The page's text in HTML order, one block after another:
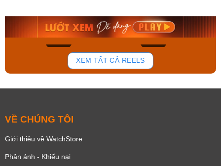
556
Mua ngay Mua ngay
XEM TẤT CẢ REELS
VỀ CHÚNG TÔI
Giới thiệu về WatchStore
Phản ánh - Khiếu nại